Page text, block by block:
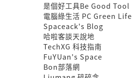
是個好工具Be Good Tool
電腦綠生活 PC Green Life
Spaceack's Blog
哈啦客談天說地
TechXG 科技指南
FuYUan's Space
Bon部落網